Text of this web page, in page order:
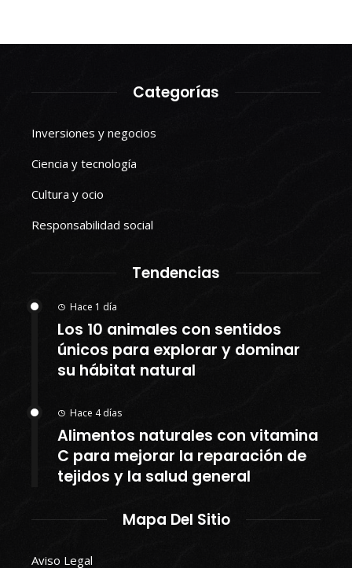
Categorías
Inversiones y negocios
Ciencia y tecnología
Cultura y ocio
Responsabilidad social
Tendencias
Hace 1 día
Los 10 animales con sentidos
únicos para explorar y dominar
su hábitat natural
Hace 4 días
Alimentos naturales con vitamina
C para mejorar la reparación de
tejidos y la salud general
Mapa Del Sitio
Aviso Legal